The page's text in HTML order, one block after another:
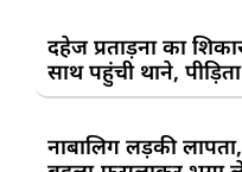
दहेज प्रताड़ना का
साथ पहुंची थाने,
नाबालिग लड़की